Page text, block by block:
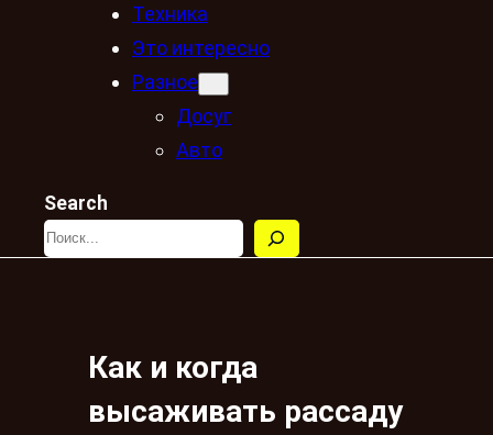
Техника
Это интересно
Разное
Досуг
Авто
Search
Как и когда
высаживать рассаду